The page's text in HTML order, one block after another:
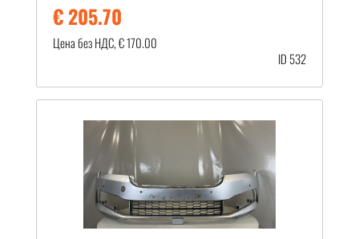
€ 205.70
Цена без НДС, € 170.00
ID 532